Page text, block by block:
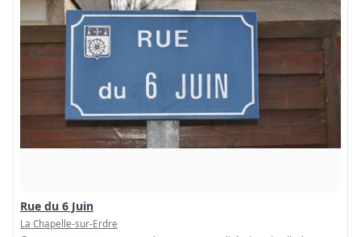
Rue du 6 Juin
La Chapelle-sur-Erdre